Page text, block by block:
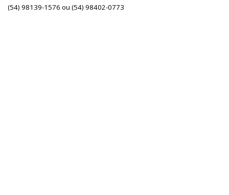
(54) 98139-1576 ou (54) 98402-0773